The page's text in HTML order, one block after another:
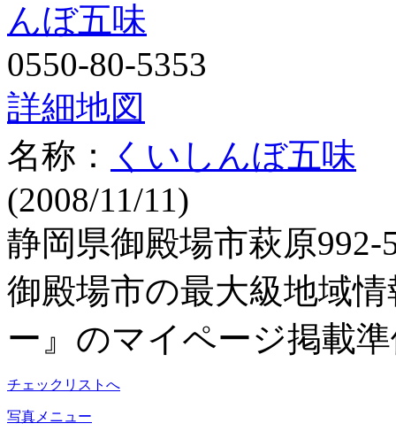
0550-80-5353
詳細地図
名称：
くいしんぼ五味
(2008/11/11)
静岡県御殿場市萩原992-
御殿場市の最大級地域
ー』のマイページ掲載
チェックリストへ
写真メニュー